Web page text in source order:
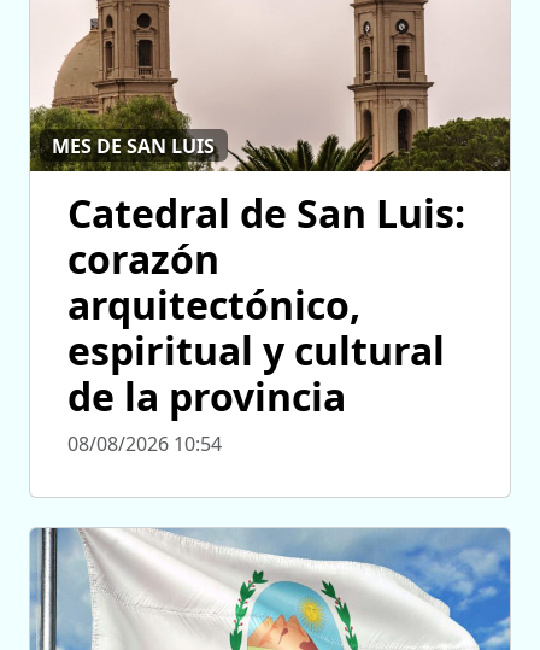
MES DE SAN LUIS
Catedral de San Luis:
corazón
arquitectónico,
espiritual y cultural
de la provincia
08/08/2026 10:54